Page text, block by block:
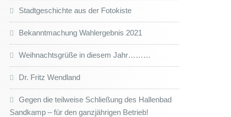
Stadtgeschichte aus der Fotokiste
Bekanntmachung Wahlergebnis 2021
Weihnachtsgrüße in diesem Jahr………
Dr. Fritz Wendland
Gegen die teilweise Schließung des Hallenbad
Sandkamp – für den ganzjährigen Betrieb!